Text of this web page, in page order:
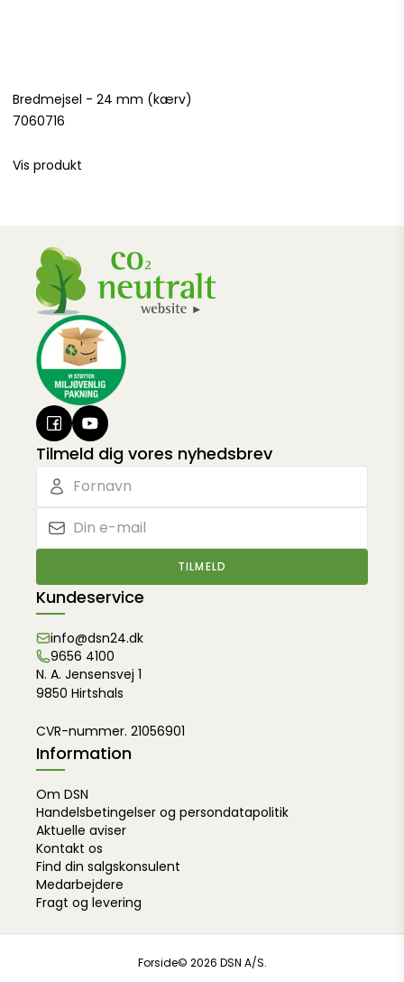
Bredmejsel - 24 mm (kærv)
7060716
Vis produkt
Tilmeld dig vores nyhedsbrev
TILMELD
Kundeservice
info@dsn24.dk
9656 4100
N. A. Jensensvej 1
9850 Hirtshals
CVR-nummer. 21056901
Information
Om DSN
Handelsbetingelser og persondatapolitik
Aktuelle aviser
Kontakt os
Find din salgskonsulent
Medarbejdere
Fragt og levering
Forside© 2026 DSN A/S.